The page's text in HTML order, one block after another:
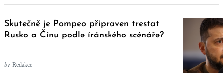
Skutečně je Pompeo připraven trestat
Rusko a Čínu podle íránského scénáře?
by Redakce